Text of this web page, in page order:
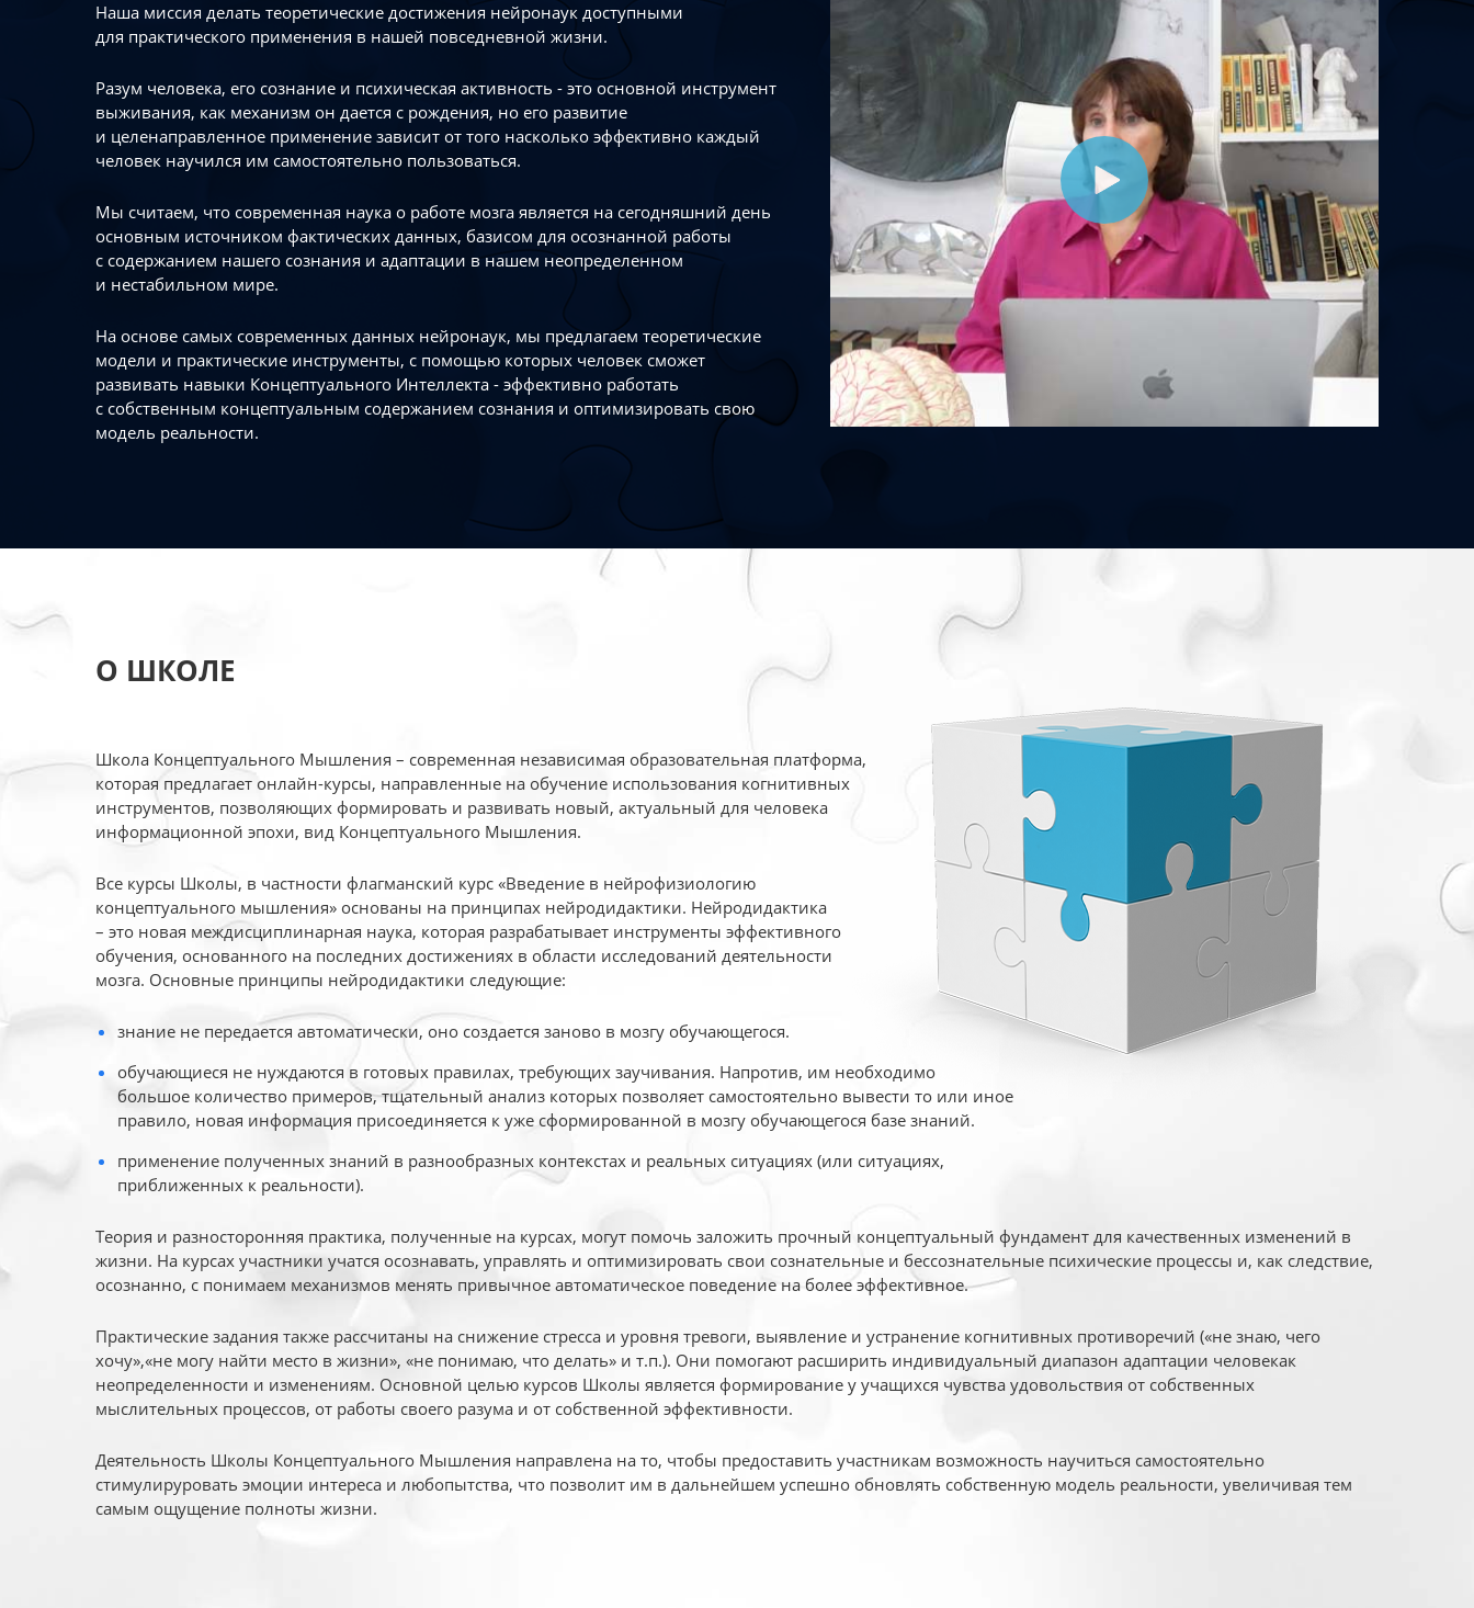
Наша миссия делать теоретические достижения нейронаук доступными
для практического применения в нашей повседневной жизни.
Разум человека, его сознание и психическая активность - это основной инструмент
выживания, как механизм он дается с рождения, но его развитие
и целенаправленное применение зависит от того насколько эффективно каждый
человек научился им самостоятельно пользоваться.
Мы считаем, что современная наука о работе мозга является на сегодняшний день
основным источником фактических данных, базисом для осознанной работы
с содержанием нашего сознания и адаптации в нашем неопределенном
и нестабильном мире.
На основе самых современных данных нейронаук, мы предлагаем теоретические
модели и практические инструменты, с помощью которых человек сможет
развивать навыки Концептуального Интеллекта - эффективно работать
с собственным концептуальным содержанием сознания и оптимизировать свою
модель реальности.
О ШКОЛЕ
Школа Концептуального Мышления – современная независимая образовательная платформа,
которая предлагает онлайн-курсы, направленные на обучение использования когнитивных
инструментов, позволяющих формировать и развивать новый, актуальный для человека
информационной эпохи, вид Концептуального Мышления.
Все курсы Школы, в частности флагманский курс «Введение в нейрофизиологию
концептуального мышления» основаны на принципах нейродидактики. Нейродидактика
– это новая междисциплинарная наука, которая разрабатывает инструменты эффективного
обучения, основанного на последних достижениях в области исследований деятельности
мозга. Основные принципы нейродидактики следующие:
знание не передается автоматически, оно создается заново в мозгу обучающегося.
обучающиеся не нуждаются в готовых правилах, требующих заучивания. Напротив, им необходимо
большое количество примеров, тщательный анализ которых позволяет самостоятельно вывести то или иное
правило, новая информация присоединяется к уже сформированной в мозгу обучающегося базе знаний.
применение полученных знаний в разнообразных контекстах и реальных ситуациях (или ситуациях,
приближенных к реальности).
Теория и разносторонняя практика, полученные на курсах, могут помочь заложить прочный концептуальный фундамент для качественных изменений в
жизни. На курсах участники учатся осознавать, управлять и оптимизировать свои сознательные и бессознательные психические процессы и, как следствие,
осознанно, с понимаем механизмов менять привычное автоматическое поведение на более эффективное.
Практические задания также рассчитаны на снижение стресса и уровня тревоги, выявление и устранение когнитивных противоречий («не знаю, чего
хочу»,«не могу найти место в жизни», «не понимаю, что делать» и т.п.). Они помогают расширить индивидуальный диапазон адаптации человекак
неопределенности и изменениям. Основной целью курсов Школы является формирование у учащихся чувства удовольствия от собственных
мыслительных процессов, от работы своего разума и от собственной эффективности.
Деятельность Школы Концептуального Мышления направлена на то, чтобы предоставить участникам возможность научиться самостоятельно
стимулируровать эмоции интереса и любопытства, что позволит им в дальнейшем успешно обновлять собственную модель реальности, увеличивая тем
самым ощущение полноты жизни.